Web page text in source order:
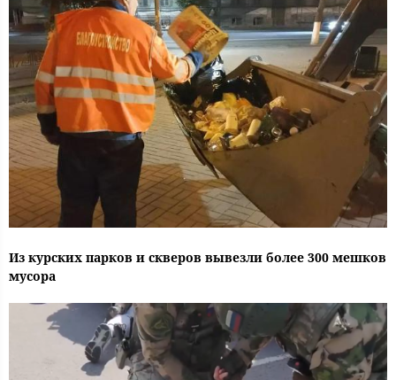
Из курских парков и скверов вывезли более 300 мешков
мусора